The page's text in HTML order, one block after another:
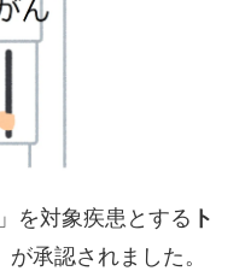
」を対象疾患とする ト
が承認されました。